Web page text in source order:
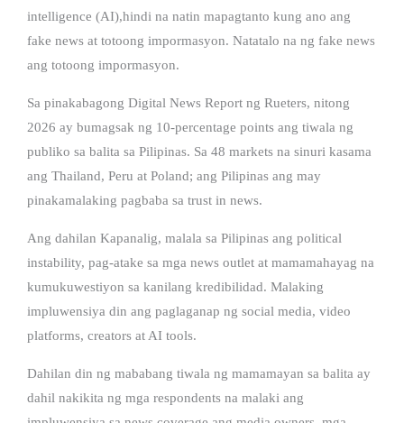
intelligence (AI),hindi na natin mapagtanto kung ano ang
fake news at totoong impormasyon. Natatalo na ng fake news
ang totoong impormasyon.
Sa pinakabagong Digital News Report ng Rueters, nitong
2026 ay bumagsak ng 10-percentage points ang tiwala ng
publiko sa balita sa Pilipinas. Sa 48 markets na sinuri kasama
ang Thailand, Peru at Poland; ang Pilipinas ang may
pinakamalaking pagbaba sa trust in news.
Ang dahilan Kapanalig, malala sa Pilipinas ang political
instability, pag-atake sa mga news outlet at mamamahayag na
kumukuwestiyon sa kanilang kredibilidad. Malaking
impluwensiya din ang paglaganap ng social media, video
platforms, creators at AI tools.
Dahilan din ng mababang tiwala ng mamamayan sa balita ay
dahil nakikita ng mga respondents na malaki ang